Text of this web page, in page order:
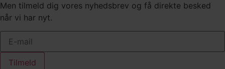
Men tilmeld dig vores nyhedsbrev og få direkte besked
når vi har nyt.
Tilmeld